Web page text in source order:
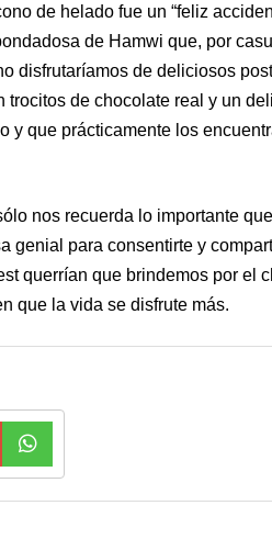
de helado fue un “feliz
de Hamwi que, por
disfrutaríamos de deliciosos
de chocolate real y un
y que prácticamente los
nos recuerda lo importante
genial para consentirte y
querrían que brindemos por el
que la vida se disfrute más.